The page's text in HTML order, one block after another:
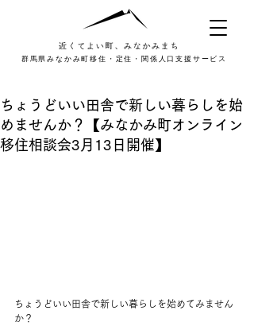
群馬県みなかみ町移住・定住・関係人口支援サービス
ちょうどいい田舎で新しい暮らしを始
めませんか？【みなかみ町オンライン
移住相談会3月13日開催】
ちょうどいい田舎で新しい暮らしを始めてみません
か？